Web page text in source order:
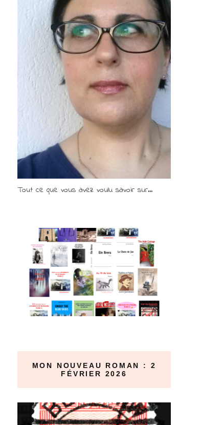
Tout ce que vous avez voulu savoir sur...
MON NOUVEAU ROMAN : 2
FÉVRIER 2026